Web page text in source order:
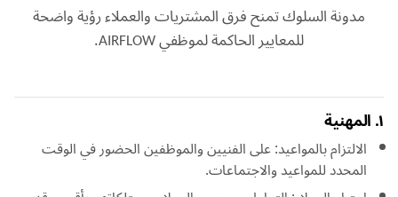
مدونة السلوك تمنح فرق المشتريات والعملاء رؤية واضحة
للمعايير الحاكمة لموظفي AIRFLOW.
١. المهنية
الالتزام بالمواعيد: على الفنيين والموظفين الحضور في الوقت
المحدد للمواعيد والاجتماعات.